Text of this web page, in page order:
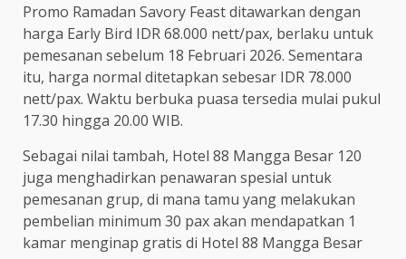
Promo Ramadan Savory Feast ditawarkan dengan
harga Early Bird IDR 68.000 nett/pax, berlaku untuk
pemesanan sebelum 18 Februari 2026. Sementara
itu, harga normal ditetapkan sebesar IDR 78.000
nett/pax. Waktu berbuka puasa tersedia mulai pukul
17.30 hingga 20.00 WIB.
Sebagai nilai tambah, Hotel 88 Mangga Besar 120
juga menghadirkan penawaran spesial untuk
pemesanan grup, di mana tamu yang melakukan
pembelian minimum 30 pax akan mendapatkan 1
kamar menginap gratis di Hotel 88 Mangga Besar